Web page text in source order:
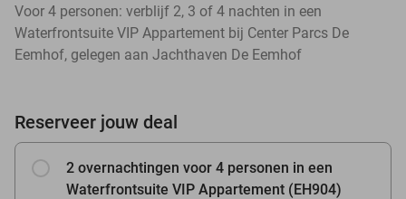
Voor 4 personen: verblijf 2, 3 of 4 nachten in een
Waterfrontsuite VIP Appartement bij Center Parcs De
Eemhof, gelegen aan Jachthaven De Eemhof
Reserveer jouw deal
2 overnachtingen voor 4 personen in een
Waterfrontsuite VIP Appartement (EH904)